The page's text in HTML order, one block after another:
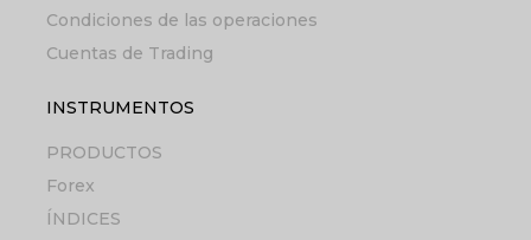
Condiciones de las operaciones
Cuentas de Trading
INSTRUMENTOS
PRODUCTOS
Forex
ÍNDICES